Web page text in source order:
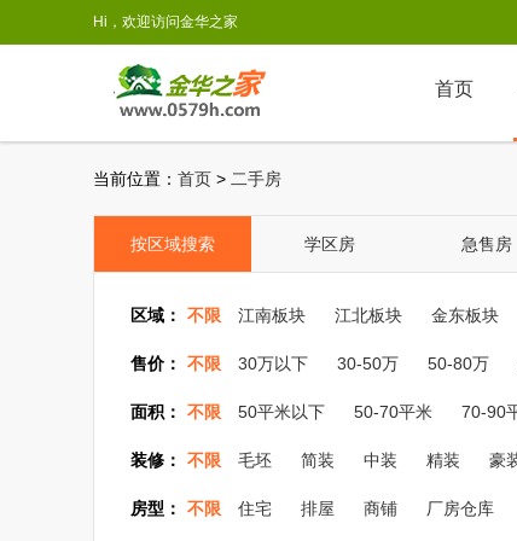
Hi，欢迎访问金华之家
首页
当前位置： 首页 > 二手房
按区域搜索 学区房 急售房
区域： 不限 江南板块 江北板块 金东板块
售价： 不限 30万以下 30-50万 50-80万
面积： 不限 50平米以下 50-70平米 70-90
装修： 不限 毛坯 简装 中装 精装 豪
房型： 不限 住宅 排屋 商铺 厂房仓库